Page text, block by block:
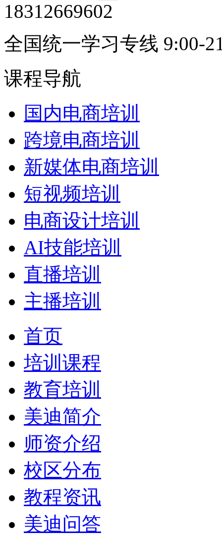
18312669602
全国统一学习专线 9:00-
课程导航
国内电商培训
跨境电商培训
新媒体电商培训
短视频培训
电商设计培训
AI技能培训
直播培训
主播培训
首页
培训课程
教育培训
美迪简介
师资介绍
校区分布
教程资讯
美迪问答